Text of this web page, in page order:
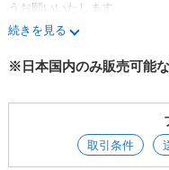
うお願いいたします。
万が一、お守りいただけない
予めご了承ください。
続きを見る
※日本国内のみ販売可能
取引条件